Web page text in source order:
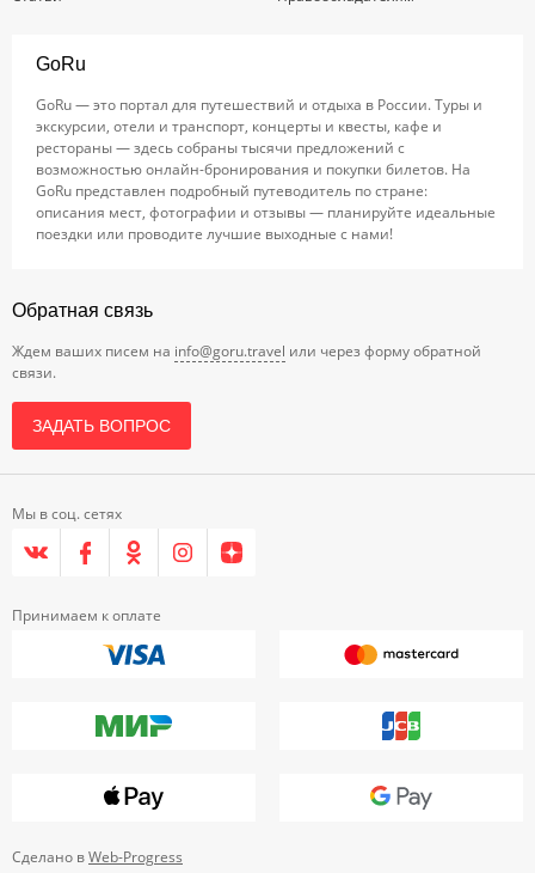
GoRu
GoRu — это портал для путешествий и отдыха в России. Туры и
экскурсии, отели и транспорт, концерты и квесты, кафе и
рестораны — здесь собраны тысячи предложений с
возможностью онлайн-бронирования и покупки билетов. На
GoRu представлен подробный путеводитель по стране:
описания мест, фотографии и отзывы — планируйте идеальные
поездки или проводите лучшие выходные с нами!
Обратная связь
Ждем ваших писем на info@goru.travel или через форму обратной
связи.
ЗАДАТЬ ВОПРОС
Мы в соц. сетях
Принимаем к оплате
Сделано вWeb-Progress